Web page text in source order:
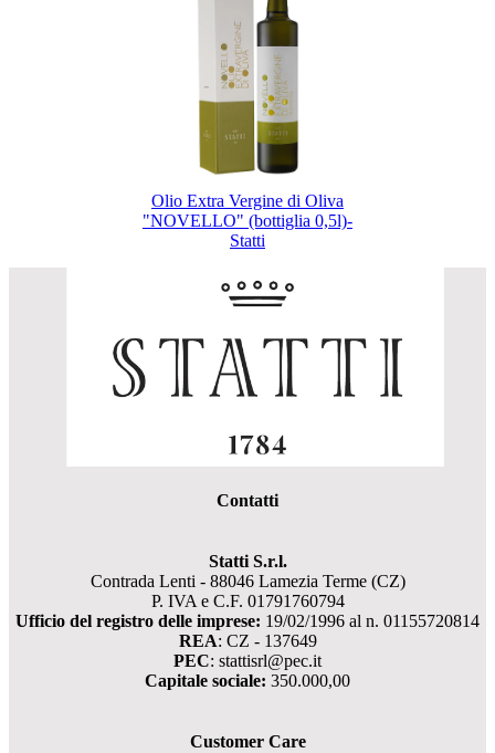
Olio Extra Vergine di Oliva
"NOVELLO" (bottiglia 0,5l)-
Statti
Contatti
Statti S.r.l.
Contrada Lenti - 88046 Lamezia Terme (CZ)
P. IVA e C.F. 01791760794
Ufficio del registro delle imprese: 19/02/1996 al n. 01155720814
REA: CZ - 137649
PEC: stattisrl@pec.it
Capitale sociale: 350.000,00
Customer Care